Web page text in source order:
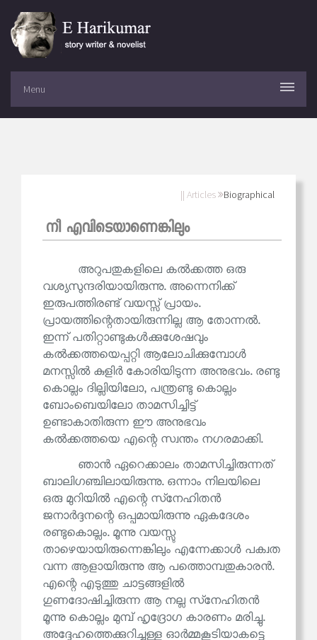
Menu
|| Articles Biographical
നീ എവിടെയാണെങ്കിലും
അറുപതുകളിലെ കൽക്കത്ത ഒരു
വശ്യസുന്ദരിയായിരുന്നു. അന്നെനിക്ക്
ഇരുപത്തിരണ്ട് വയസ്സ് പ്രായം.
പ്രായത്തിന്റെതായിരുന്നില്ല ആ തോന്നൽ.
ഇന്ന് പതിറ്റാണ്ടുകൾക്കുശേഷവും
കൽക്കത്തയെപ്പറ്റി ആലോചിക്കുമ്പോൾ
മനസ്സിൽ കുളിർ കോരിയിടുന്ന അനുഭവം. രണ്ടു
കൊല്ലം ദില്ലിയിലോ, പന്ത്രണ്ടു കൊല്ലം
ബോംബെയിലോ താമസിച്ചിട്ട്
ഉണ്ടാകാതിരുന്ന ഈ അനുഭവം
കൽക്കത്തയെ എന്റെ സ്വന്തം നഗരമാക്കി.
ഞാൻ ഏറെക്കാലം താമസിച്ചിരുന്നത്
ബാലിഗഞ്ചിലായിരുന്നു. ഒന്നാം നിലയിലെ
ഒരു മുറിയിൽ എന്റെ സ്‌നേഹിതൻ
ജനാർദ്ദനന്റെ ഒപ്പമായിരുന്നു ഏകദേശം
രണ്ടുകൊല്ലം. മൂന്നു വയസ്സു
താഴെയായിരുന്നെങ്കിലും എന്നേക്കാൾ പക്വത
വന്ന ആളായിരുന്നു ആ പത്തൊമ്പതുകാരൻ.
എന്റെ എടുത്തു ചാട്ടങ്ങളിൽ
ഗുണദോഷിച്ചിരുന്ന ആ നല്ല സ്‌നേഹിതൻ
മൂന്നു കൊല്ലം മുമ്പ് ഹൃദ്രോഗ കാരണം മരിച്ചു.
അദ്ദേഹത്തെക്കുറിച്ചുള്ള ഓർമ്മകൂടിയാകട്ടെ